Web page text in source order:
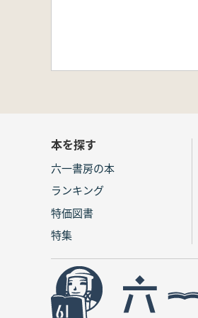
本を探す
六一書房の本
ランキング
特価図書
特集